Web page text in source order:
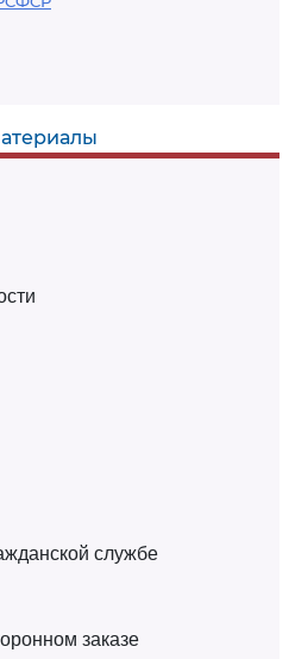
службе
заказе